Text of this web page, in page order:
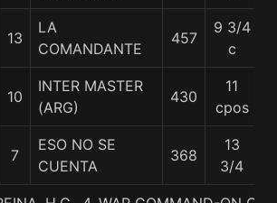
13
LA
COMANDANTE
457
9 3/4
c
10
INTER MASTER
(ARG)
430
11
cpos
7
ESO NO SE
CUENTA
368
13
3/4